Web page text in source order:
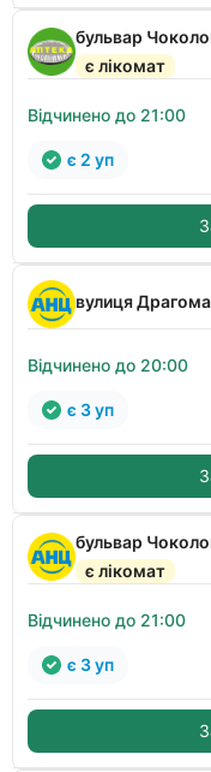
бульвар
є лікомат
Відчинено до 21:00
є 2 уп
вулиця
Відчинено до 20:00
є 3 уп
бульвар
є лікомат
Відчинено до 21:00
є 3 уп